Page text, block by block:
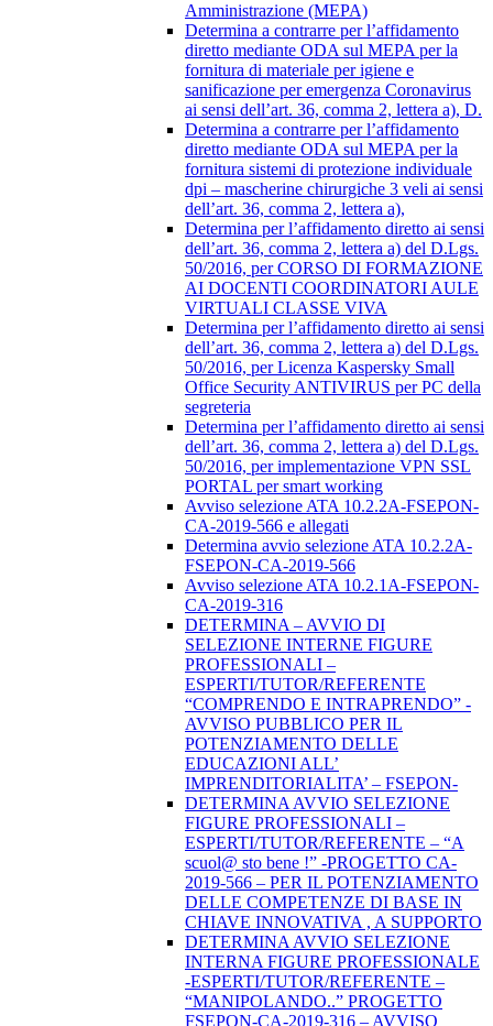
Amministrazione (MEPA)
Determina a contrarre per l’affidamento
diretto mediante ODA sul MEPA per la
fornitura di materiale per igiene e
sanificazione per emergenza Coronavirus
ai sensi dell’art. 36, comma 2, lettera a), D.
Determina a contrarre per l’affidamento
diretto mediante ODA sul MEPA per la
fornitura sistemi di protezione individuale
dpi – mascherine chirurgiche 3 veli ai sensi
dell’art. 36, comma 2, lettera a),
Determina per l’affidamento diretto ai sensi
dell’art. 36, comma 2, lettera a) del D.Lgs.
50/2016, per CORSO DI FORMAZIONE
AI DOCENTI COORDINATORI AULE
VIRTUALI CLASSE VIVA
Determina per l’affidamento diretto ai sensi
dell’art. 36, comma 2, lettera a) del D.Lgs.
50/2016, per Licenza Kaspersky Small
Office Security ANTIVIRUS per PC della
segreteria
Determina per l’affidamento diretto ai sensi
dell’art. 36, comma 2, lettera a) del D.Lgs.
50/2016, per implementazione VPN SSL
PORTAL per smart working
Avviso selezione ATA 10.2.2A-FSEPON-
CA-2019-566 e allegati
Determina avvio selezione ATA 10.2.2A-
FSEPON-CA-2019-566
Avviso selezione ATA 10.2.1A-FSEPON-
CA-2019-316
DETERMINA – AVVIO DI
SELEZIONE INTERNE FIGURE
PROFESSIONALI –
ESPERTI/TUTOR/REFERENTE
“COMPRENDO E INTRAPRENDO” -
AVVISO PUBBLICO PER IL
POTENZIAMENTO DELLE
EDUCAZIONI ALL’
IMPRENDITORIALITA’ – FSEPON-
DETERMINA AVVIO SELEZIONE
FIGURE PROFESSIONALI –
ESPERTI/TUTOR/REFERENTE – “A
scuol@ sto bene !” -PROGETTO CA-
2019-566 – PER IL POTENZIAMENTO
DELLE COMPETENZE DI BASE IN
CHIAVE INNOVATIVA , A SUPPORTO
DETERMINA AVVIO SELEZIONE
INTERNA FIGURE PROFESSIONALE
-ESPERTI/TUTOR/REFERENTE –
“MANIPOLANDO..” PROGETTO
FSEPON-CA-2019-316 – AVVISO